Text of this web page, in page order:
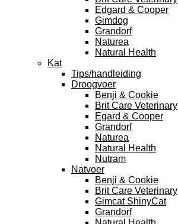
Edgard & Cooper
Gimdog
Grandorf
Naturea
Natural Health
Kat
Tips/handleiding
Droogvoer
Benji & Cookie
Brit Care Veterinary
Egard & Cooper
Grandorf
Naturea
Natural Health
Nutram
Natvoer
Benji & Cookie
Brit Care Veterinary
Gimcat ShinyCat
Grandorf